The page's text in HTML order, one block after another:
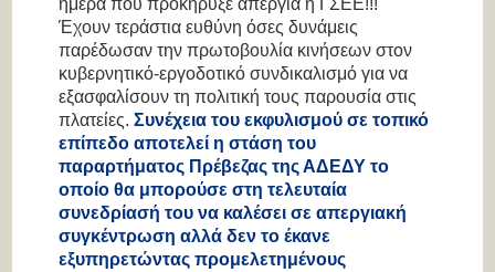
ημέρα που προκήρυξε απεργία η ΓΣΕΕ!!!
Έχουν τεράστια ευθύνη όσες δυνάμεις
παρέδωσαν την πρωτοβουλία κινήσεων στον
κυβερνητικό-εργοδοτικό συνδικαλισμό για να
εξασφαλίσουν τη πολιτική τους παρουσία στις
πλατείες.Συνέχεια του εκφυλισμού σε τοπικό
επίπεδο αποτελεί η στάση του
παραρτήματος Πρέβεζας της ΑΔΕΔΥ το
οποίο θα μπορούσε στη τελευταία
συνεδρίασή του να καλέσει σε απεργιακή
συγκέντρωση αλλά δεν το έκανε
εξυπηρετώντας προμελετημένους